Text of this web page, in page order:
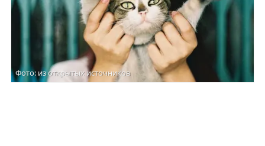
Фото: из открытых источников